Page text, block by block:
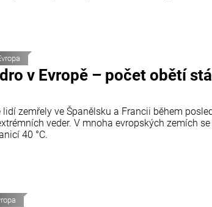
v Evropě – počet obětí
zemřely ve Španělsku a Francii během
veder. V mnoha evropských zemích
40 °C.